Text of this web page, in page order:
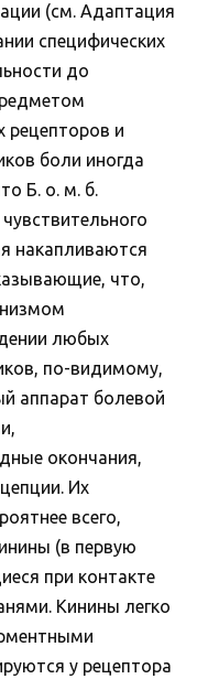
(см. Адаптация
специфических
до
рецепторов и
боли иногда
Б. о. м. б.
накапливаются
что,
любых
по-видимому,
аппарат болевой
окончания,
Их
всего,
(в первую
при контакте
Кинины легко
у рецептора